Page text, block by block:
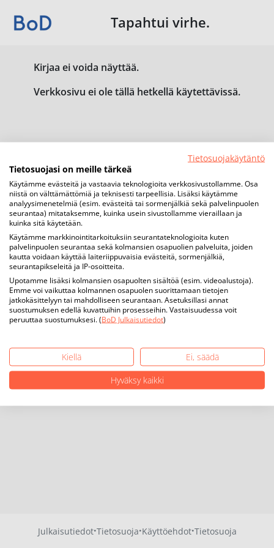
Tapahtui virhe.
Kirjaa ei voida näyttää.
Verkkosivu ei ole tällä hetkellä käytettävissä.
Julkaisutiedot·Tietosuoja·Käyttöehdot·Tietosuoja
Tietosuojakäytäntö
Tietosuojasi on meille tärkeä
Käytämme evästeitä ja vastaavia teknologioita verkkosivustollamme. Osa
niistä on välttämättömiä ja teknisesti tarpeellisia. Lisäksi käytämme
analyysimenetelmiä (esim. evästeitä tai sormenjälkiä sekä palvelinpuolen
seurantaa) mitataksemme, kuinka usein sivustollamme vieraillaan ja
kuinka sitä käytetään.
Käytämme markkinointitarkoituksiin seurantateknologioita kuten
palvelinpuolen seurantaa sekä kolmansien osapuolien palveluita, joiden
kautta voidaan käyttää laiteriippuvaisia evästeitä, sormenjälkiä,
seurantapikseleitä ja IP-osoitteita.
Upotamme lisäksi kolmansien osapuolten sisältöä (esim. videoalustoja).
Emme voi vaikuttaa kolmannen osapuolen suorittamaan tietojen
jatkokäsittelyyn tai mahdolliseen seurantaan. Asetuksillasi annat
suostumuksen edellä kuvattuihin prosesseihin. Vastaisuudessa voit
peruuttaa suostumuksesi. (BoD Julkaisutiedot)
Kiellä
Ei, säädä
Hyväksy kaikki